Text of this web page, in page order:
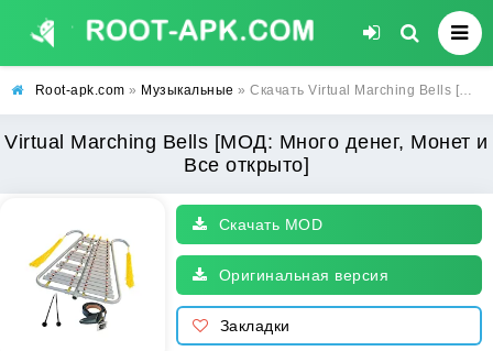
Root-apk.com » Музыкальные » Скачать Virtual Marching Bells [МОД: Много денег, Монет и Все открыто] | Взлом Virtual Marching Bells на Андроид
Virtual Marching Bells [МОД: Много денег, Монет и
Все открыто]
Скачать MOD
Оригинальная версия
Закладки